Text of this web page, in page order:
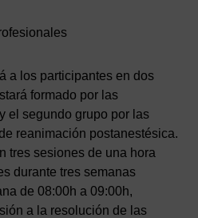
a los participantes en dos
formado por las
el segundo grupo por las
reanimación postanestésica.
tres sesiones de una hora
durante tres semanas
de 08:00h a 09:00h,
a la resolución de las